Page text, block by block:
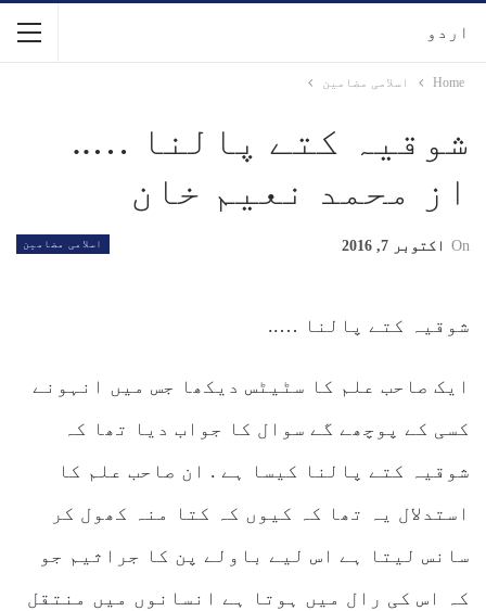
اردو
Home اسلامی مضامین
شوقیہ کتے پالنا …..
از محمد نعیم خان
اسلامی مضامین On اکتوبر 7, 2016
شوقیہ کتے پالنا …..
ایک صاحب علم کا سٹیٹس دیکھا جس میں انہونے
کسی کے پوچھے گے سوال کا جواب دیا تھا کہ
شوقیہ کتے پالنا کیسا ہے . ان صاحب علم کا
استدلال یہ تھا کہ کیوں کہ کتا منہ کھول کر
سانس لیتا ہے اس لیے باولے پن کا جراثیم جو
کہ اس کی رال میں ہوتا ہے انسانوں میں منتقل